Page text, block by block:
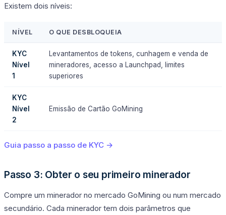
Existem dois níveis:
NÍVEL O QUE DESBLOQUEIA
KYC
Nível
1
Levantamentos de tokens, cunhagem e venda de
mineradores, acesso a Launchpad, limites
superiores
KYC
Nível
2
Emissão de Cartão GoMining
Guia passo a passo de KYC →
Passo 3: Obter o seu primeiro minerador
Compre um minerador no mercado GoMining ou num mercado
secundário. Cada minerador tem dois parâmetros que